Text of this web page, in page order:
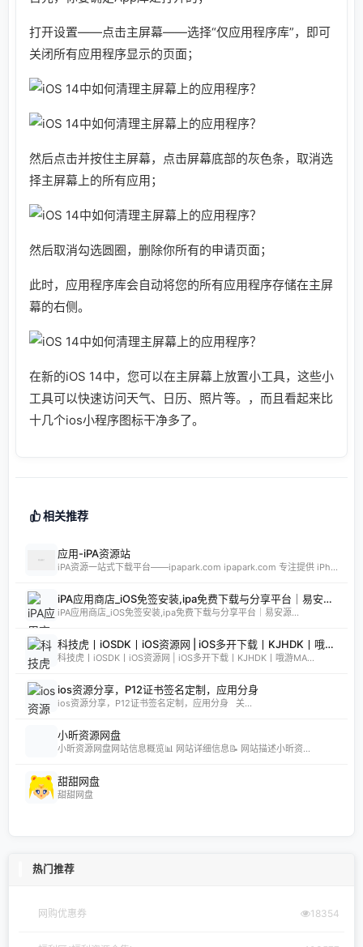
打开设置——点击主屏幕——选择“仅应用程序库”，即可
关闭所有应用程序显示的页面；
然后点击并按住主屏幕，点击屏幕底部的灰色条，取消选
择主屏幕上的所有应用；
然后取消勾选圆圈，删除你所有的申请页面；
此时，应用程序库会自动将您的所有应用程序存储在主屏
幕的右侧。
在新的iOS 14中，您可以在主屏幕上放置小工具，这些小
工具可以快速访问天气、日历、照片等。，而且看起来比
十几个ios小程序图标干净多了。
相关推荐
应用-iPA资源站
iPA资源一站式下载平台——ipapark.com ipapark.com 专注提供 iPhone、iPad、iPod 软体的 IPA 文件下载服务，覆盖 iOS4 至 iOS16 全系统版本，满足不同机型的用户需求。无论是正版砸壳、开心版软件，还是越狱插件、免费证书，都可在本站快速获取。 核心优势 **全网最全 ip
iPA应用商店_iOS免签安装,ipa免费下载与分享平台｜易安源&酷卡软件
iPA应用商店_iOS免签安装,ipa免费下载与分享平台｜易安源...
科技虎丨iOSDK丨iOS资源网 | iOS多开下载丨KJHDK丨哦游MAX丨iPA商店丨凸游 | iPA软件免费砸壳下载丨iOSiPA丨苹果多开丨全网最优秀的iPA资源下载网站
科技虎丨iOSDK丨iOS资源网 | iOS多开下载丨KJHDK丨哦游MA...
ios资源分享，P12证书签名定制，应用分身
ios资源分享，P12证书签名定制，应用分身 关...
小昕资源网盘
小昕资源网盘网站信息概览📊 网站详细信息📝 网站描述小昕资...
甜甜网盘
甜甜网盘
热门推荐
网购优惠券 18354